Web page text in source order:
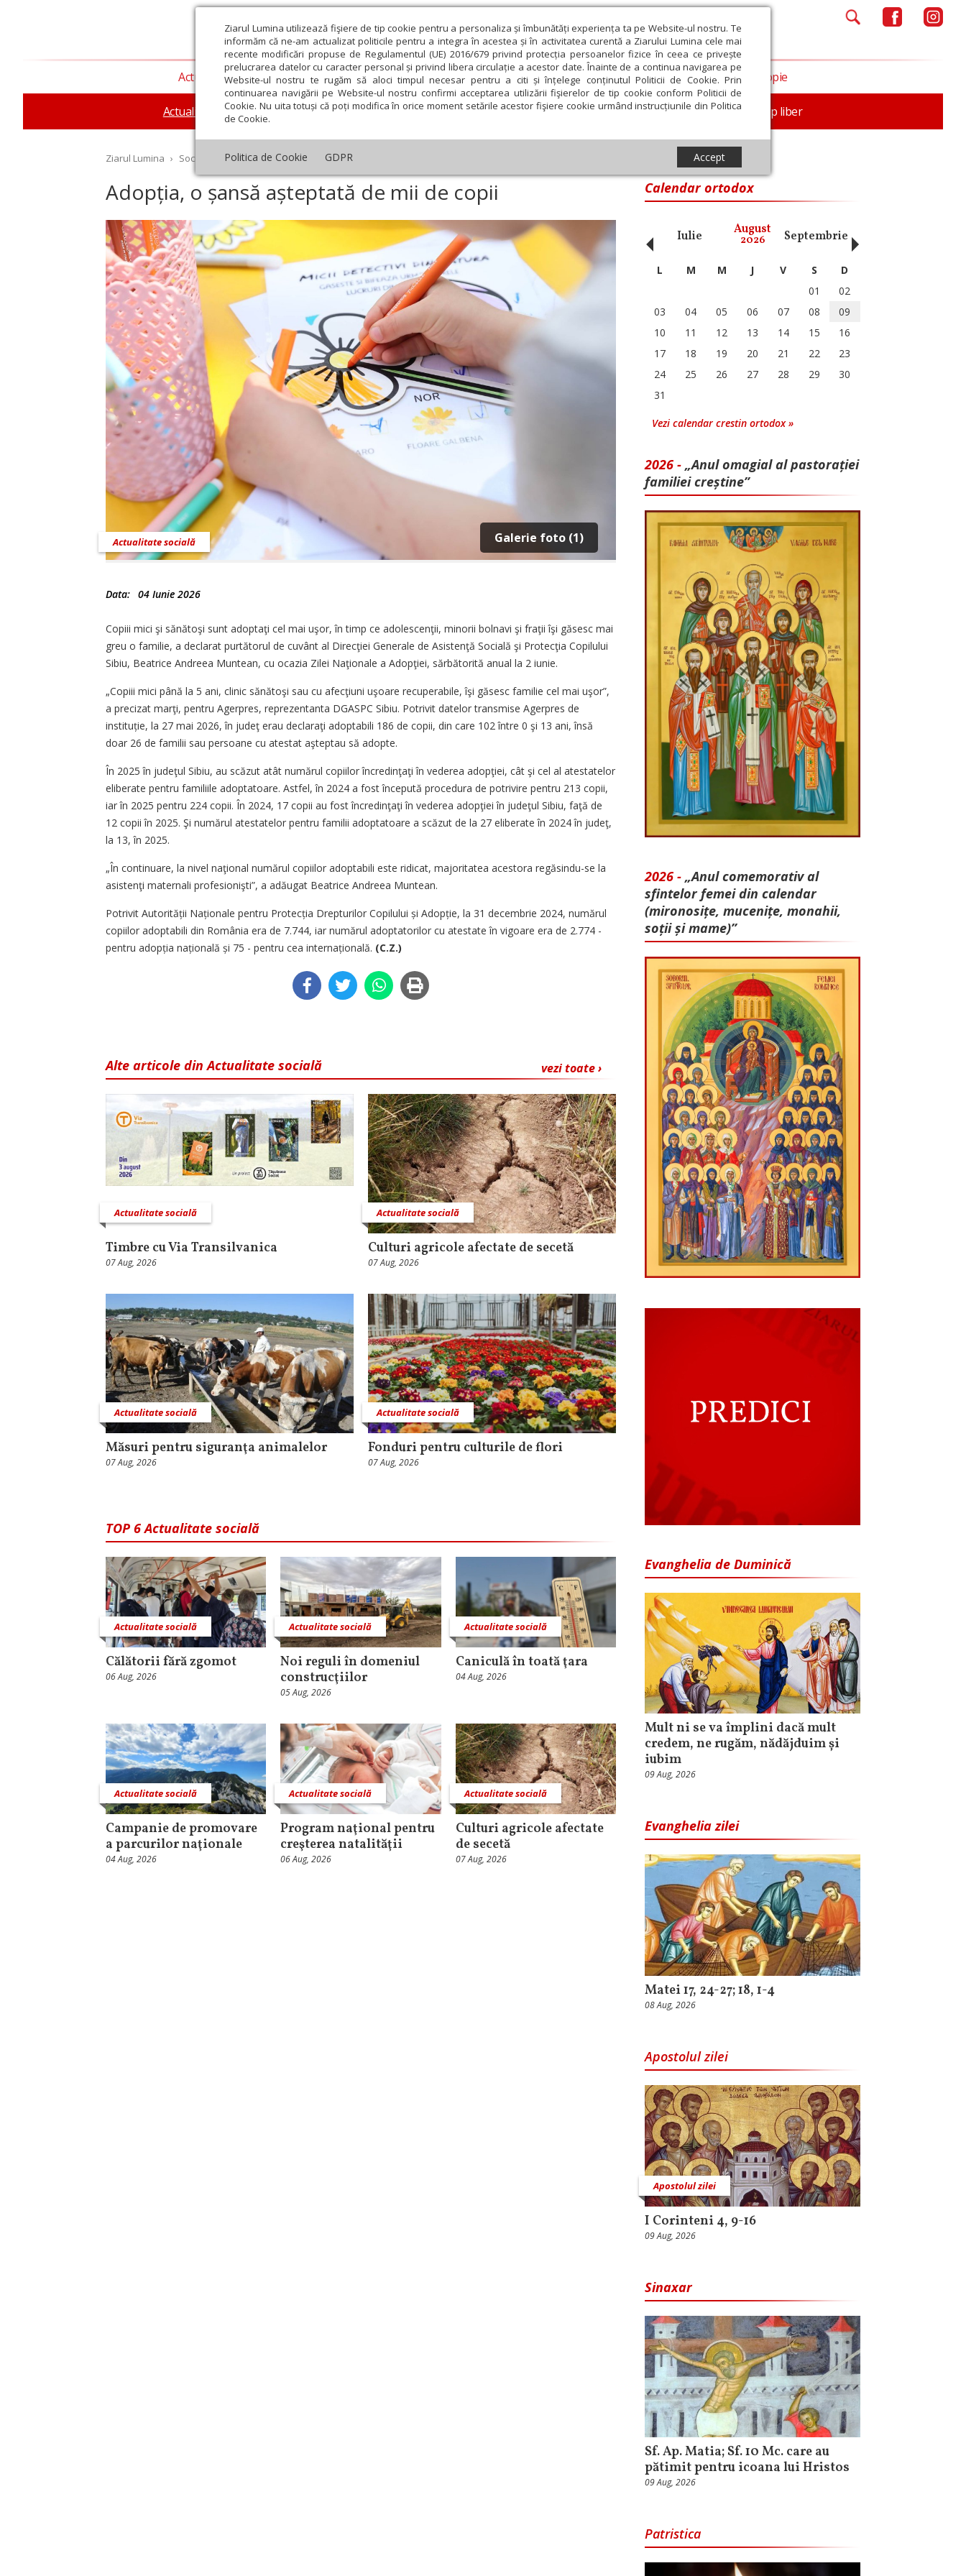
Ziarul Lumina utilizează fişiere de tip cookie pentru a personaliza și îmbunătăți experiența ta pe Website-ul nostru. Te
informăm că ne-am actualizat politicile pentru a integra în acestea și în activitatea curentă a Ziarului Lumina cele mai
recente modificări propuse de Regulamentul (UE) 2016/679 privind protecția persoanelor fizice în ceea ce privește
prelucrarea datelor cu caracter personal și privind libera circulație a acestor date. Înainte de a continua navigarea pe
Website-ul nostru te rugăm să aloci timpul necesar pentru a citi și înțelege conținutul Politicii de Cookie. Prin
continuarea navigării pe Website-ul nostru confirmi acceptarea utilizării fişierelor de tip cookie conform Politicii de
Cookie. Nu uita totuși că poți modifica în orice moment setările acestor fişiere cookie urmând instrucțiunile din Politica
de Cookie.
Politica de Cookie GDPR Accept
Actualitate religioasă Teologie și spiritualitate Educaţie și Cultură Societate
Actualitate socială Sănătate Analiză Reportaj Psihologie Religie și știință Familie Timp liber
Opinii Filantropie
Ziarul Lumina › Societate › Actualitate socială Adopția, o șansă așteptată de mii de copii
Adopția, o șansă așteptată de mii de copii
Galerie foto (1)
Actualitate socială
Data: 04 Iunie 2026
Copiii mici şi sănătoşi sunt adoptaţi cel mai uşor, în timp ce adolescenţii, minorii bolnavi şi fraţii îşi găsesc mai
greu o familie, a declarat purtătorul de cuvânt al Direcţiei Generale de Asistenţă Socială şi Protecţia Copilului
Sibiu, Beatrice Andreea Muntean, cu ocazia Zilei Naţionale a Adopţiei, sărbătorită anual la 2 iunie.
„Copiii mici până la 5 ani, clinic sănătoşi sau cu afecţiuni uşoare recuperabile, îşi găsesc familie cel mai uşor”,
a precizat marţi, pentru Agerpres, reprezentanta DGASPC Sibiu. Potrivit datelor transmise Agerpres de
instituție, la 27 mai 2026, în judeţ erau declaraţi adoptabili 186 de copii, din care 102 între 0 şi 13 ani, însă
doar 26 de familii sau persoane cu atestat aşteptau să adopte.
În 2025 în judeţul Sibiu, au scăzut atât numărul copiilor încredinţaţi în vederea adopţiei, cât şi cel al atestatelor
eliberate pentru familiile adoptatoare. Astfel, în 2024 a fost începută procedura de potrivire pentru 213 copii,
iar în 2025 pentru 224 copii. În 2024, 17 copii au fost încredinţaţi în vederea adopţiei în judeţul Sibiu, faţă de
12 copii în 2025. Şi numărul atestatelor pentru familii adoptatoare a scăzut de la 27 eliberate în 2024 în judeţ,
la 13, în 2025.
„În continuare, la nivel naţional numărul copiilor adoptabili este ridicat, majoritatea acestora regăsindu-se la
asistenţi maternali profesionişti”, a adăugat Beatrice Andreea Muntean.
Potrivit Autorității Naționale pentru Protecția Drepturilor Copilului și Adopție, la 31 decembrie 2024, numărul
copiilor adoptabili din România era de 7.744, iar numărul adoptatorilor cu atestate în vigoare era de 2.774 -
pentru adopția na­țională și 75 - pentru cea inter­na­țională. (C.Z.)
vezi toate ›
Alte articole din Actualitate socială
Actualitate socială
Timbre cu Via Transilvanica
07 Aug, 2026
Actualitate socială
Culturi agricole afectate de secetă
07 Aug, 2026
Actualitate socială
Măsuri pentru siguranţa animalelor
07 Aug, 2026
Actualitate socială
Fonduri pentru culturile de flori
07 Aug, 2026
TOP 6 Actualitate socială
Actualitate socială
Călătorii fără zgomot
06 Aug, 2026
Actualitate socială
Noi reguli în domeniul
construcţiilor
05 Aug, 2026
Actualitate socială
Caniculă în toată ţara
04 Aug, 2026
Actualitate socială
Campanie de promovare
a parcurilor naţionale
04 Aug, 2026
Actualitate socială
Program naţional pentru
creşterea natalităţii
06 Aug, 2026
Actualitate socială
Culturi agricole afectate
de secetă
07 Aug, 2026
Calendar ortodox
Octombrie Noiembrie Decembrie Martie Aprilie Mai Iunie Iulie August
2026 Septembrie Octombrie
‹ L M M J V S
D
01
02
03
04 05 06 07 08
09
10
11 12 13 14 15
16
17
18 19 20 21 22
23
24
25 26 27 28 29
30
31
Vezi calendar crestin ortodox »
2026 - „Anul omagial al pastorației
familiei creștine”
2026 - „Anul comemorativ al
sfintelor femei din calendar
(mironosițe, mu­cenițe, monahii,
soții și mame)”
Evanghelia de Duminică
Mult ni se va împlini dacă mult
credem, ne rugăm, nădăjduim și
iubim
09 Aug, 2026
Evanghelia zilei
Matei 17, 24-27; 18, 1-4
08 Aug, 2026
Apostolul zilei
Apostolul zilei
I Corinteni 4, 9-16
09 Aug, 2026
Sinaxar
Sf. Ap. Matia; Sf. 10 Mc. care au
pătimit pentru icoana lui Hristos
09 Aug, 2026
Patristica